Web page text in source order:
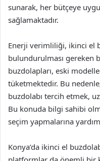
sunarak, her bütçeye
sağlamaktadır.
Enerji verimliliği, ikinci el
bulundurulması gereken
buzdolapları, eski
tüketmektedir. Bu
buzdolabı tercih etmek,
Bu konuda bilgi sahibi
seçim yapmalarına
Konya’da ikinci el